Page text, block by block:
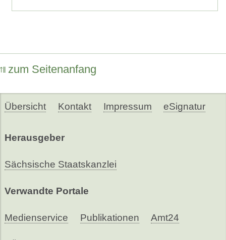
zum Seitenanfang
Übersicht Kontakt Impressum eSignatur
Herausgeber
Sächsische Staatskanzlei
Verwandte Portale
Medienservice Publikationen Amt24